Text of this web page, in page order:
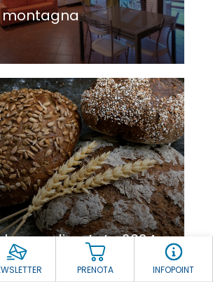
PRENOTA INFOPOINT
montagna
pane di patate 2024